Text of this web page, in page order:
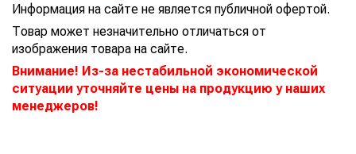
Информация на сайте не является публичной офертой.
Товар может незначительно отличаться от
изображения товара на сайте.
Внимание! Из-за нестабильной экономической
ситуации уточняйте цены на продукцию у наших
менеджеров!